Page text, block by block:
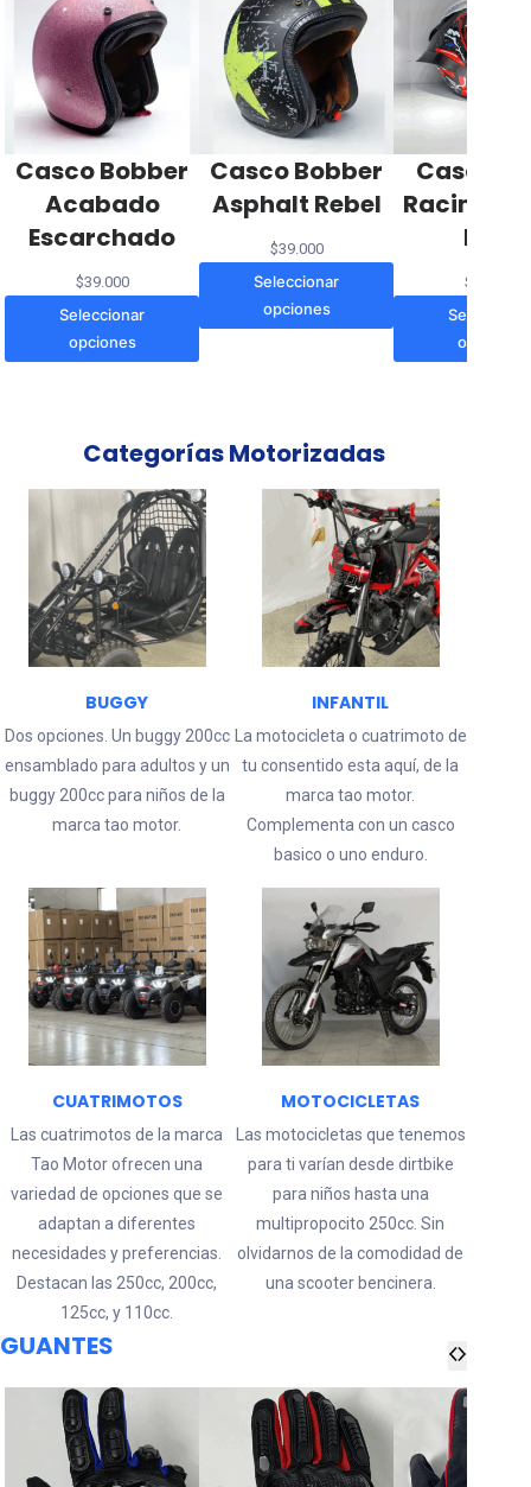
Casco Bobber
Acabado
Escarchado
$39.000
Seleccionar
opciones
Casco Bobber
Asphalt Rebel
$39.000
Seleccionar
opciones
Casco
Racing
MAX
$
opciones
CategoríasMotorizadas
BUGGY
Dos opciones. Un buggy 200cc
ensamblado para adultos y un
buggy 200cc para niños de la
marca tao motor.
INFANTIL
La motocicleta o cuatrimoto de
tu consentido esta aquí, de la
marca tao motor.
Complementa con un casco
basico o uno enduro.
CUATRIMOTOS
Las cuatrimotos de la marca
Tao Motor ofrecen una
variedad de opciones que se
adaptan a diferentes
necesidades y preferencias.
Destacan las 250cc, 200cc,
125cc, y 110cc.
MOTOCICLETAS
Las motocicletas que tenemos
para ti varían desde dirtbike
para niños hasta una
multipropocito 250cc. Sin
olvidarnos de la comodidad de
una scooter bencinera.
GUANTES